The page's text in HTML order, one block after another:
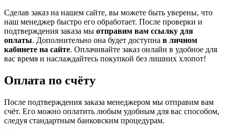
Сделав заказ на нашем сайте, вы можете быть уверены, что
наш менеджер быстро его обработает. После проверки и
подтверждения заказа мы отправим вам ссылку для
оплаты. Дополнительно она будет доступна в личном
кабинете на сайте. Оплачивайте заказ онлайн в удобное для
вас время и наслаждайтесь покупкой без лишних хлопот!
Оплата по счёту
После подтверждения заказа менеджером мы отправим вам
счёт. Его можно оплатить любым удобным для вас способом,
следуя стандартным банковским процедурам.